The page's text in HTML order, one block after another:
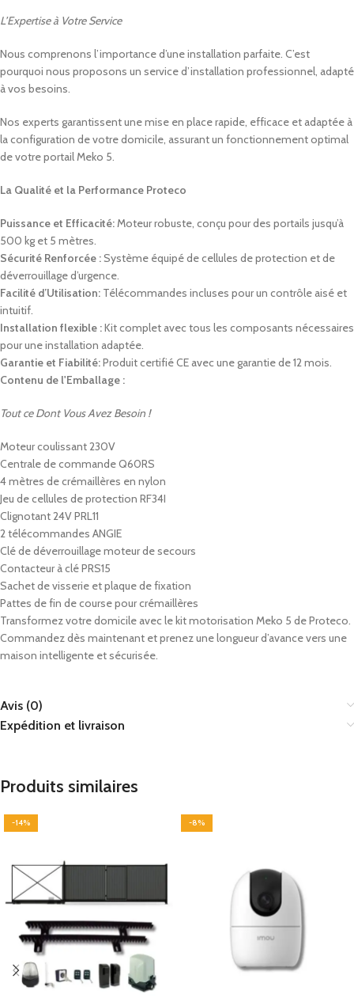
L’Expertise à Votre Service
Nous comprenons l’importance d’une installation parfaite. C’est
pourquoi nous proposons un service d’installation professionnel, adapté
à vos besoins.
Nos experts garantissent une mise en place rapide, efficace et adaptée à
la configuration de votre domicile, assurant un fonctionnement optimal
de votre portail Meko 5.
La Qualité et la Performance Proteco
Puissance et Efficacité:Moteur robuste, conçu pour des portails jusqu’à
500 kg et 5 mètres.
Sécurité Renforcée :Système équipé de cellules de protection et de
déverrouillage d’urgence.
Facilité d’Utilisation: Télécommandes incluses pour un contrôle aisé et
intuitif.
Installation flexible :Kit complet avec tous les composants nécessaires
pour une installation adaptée.
Garantie et Fiabilité:Produit certifié CE avec une garantie de 12 mois.
Contenu de l'Emballage :
Tout ce Dont Vous Avez Besoin !
Moteur coulissant 230V
Centrale de commande Q60RS
4 mètres de crémaillères en nylon
Jeu de cellules de protection RF34I
Clignotant 24V PRL11
2 télécommandes ANGIE
Clé de déverrouillage moteur de secours
Contacteur à clé PRS15
Sachet de visserie et plaque de fixation
Pattes de fin de course pour crémaillères
Transformez votre domicile avec le kit motorisation Meko 5 de Proteco.
Commandez dès maintenant et prenez une longueur d’avance vers une
maison intelligente et sécurisée.
Avis (0)
Expédition et livraison
Produits similaires
-14% -8%